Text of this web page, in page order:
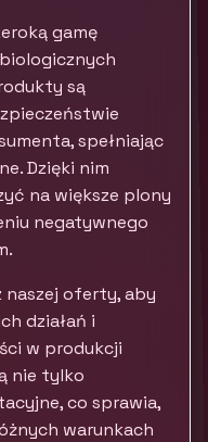
gamę
są
spełniając
Dzięki nim
na większe plony
negatywnego
naszej oferty, aby
działań i
w produkcji
nie tylko
co sprawia,
warunkach